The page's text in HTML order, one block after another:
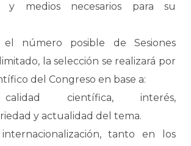
y medios necesarios para su
número posible de Sesiones
la selección se realizará por
del Congreso en base a:
científica, interés,
y actualidad del tema.
tanto en los